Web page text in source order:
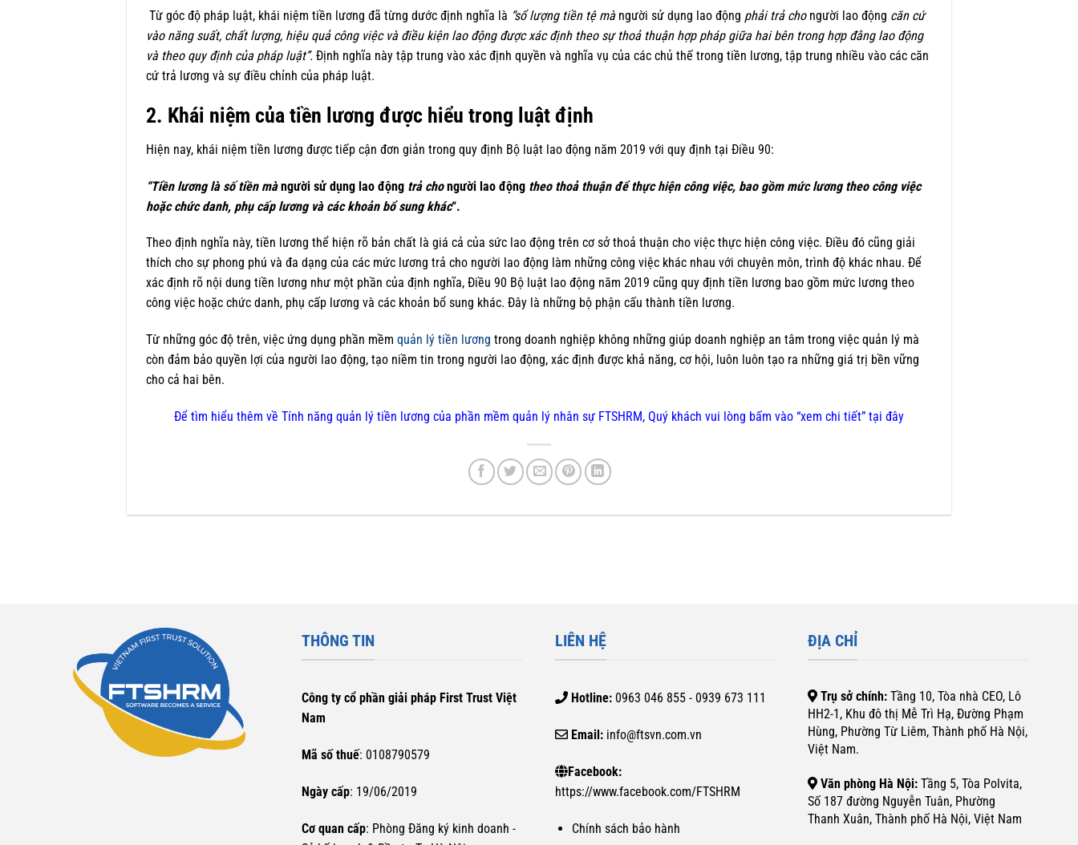
Từ góc độ pháp luật, khái niệm tiền lương đã từng dước định nghĩa là “sổ lượng tiền tệ mà người sử dụng lao động phải trả cho người lao động căn cứ
vào năng suất, chất lượng, hiệu quả công việc và điều kiện lao động được xác định theo sự thoả thuận hợp pháp giữa hai bên trong hợp đằng lao động
và theo quy định của pháp luật”. Định nghĩa này tập trung vào xác định quyền và nghĩa vụ của các chủ thế trong tiền lương, tập trung nhiều vào các căn
cứ trả lương và sự điều chỉnh của pháp luật.
2. Khái niệm của tiền lương được hiểu trong luật định
Hiện nay, khái niệm tiền lương được tiếp cận đơn giản trong quy định Bộ luật lao động năm 2019 với quy định tại Điều 90:
“Tiền lương là số tiền màngười sử dụng lao độngtrả chongười lao độngtheo thoả thuận để thực hiện công việc, bao gồm mức lương theo công việc
hoặc chức danh, phụ cấp lương và các khoản bổ sung khác“.
Theo định nghĩa này, tiền lương thể hiện rõ bản chất là giá cả của sức lao động trên cơ sở thoả thuận cho việc thực hiện công việc. Điều đó cũng giải
thích cho sự phong phú và đa dạng của các mức lương trả cho người lao động làm những công việc khác nhau với chuyên môn, trình độ khác nhau. Để
xác định rõ nội dung tiền lương như một phần của định nghĩa, Điều 90 Bộ luật lao động năm 2019 cũng quy định tiền lương bao gồm mức lương theo
công việc hoặc chức danh, phụ cấp lương và các khoản bổ sung khác. Đây là những bộ phận cấu thành tiền lương.
Từ những góc độ trên, việc ứng dụng phần mềm quản lý tiền lương trong doanh nghiệp không những giúp doanh nghiệp an tâm trong việc quản lý mà
còn đảm bảo quyền lợi của người lao động, tạo niềm tin trong người lao động, xác định được khả năng, cơ hội, luôn luôn tạo ra những giá trị bền vững
cho cả hai bên.
Để tìm hiểu thêm về Tính năng quản lý tiền lương của phần mềm quản lý nhân sự FTSHRM, Quý khách vui lòng bấm vào “xem chi tiết” tại đây
THÔNG TIN
Công ty cổ phần giải pháp First Trust Việt
Nam
Mã số thuế: 0108790579
Ngày cấp: 19/06/2019
Cơ quan cấp: Phòng Đăng ký kinh doanh -
LIÊN HỆ
Hotline:0963 046 855 - 0939 673 111
Email: info@ftsvn.com.vn
Facebook:
https://www.facebook.com/FTSHRM
Chính sách bảo hành
ĐỊA CHỈ
Trụ sở chính:Tầng 10, Tòa nhà CEO, Lô
HH2-1, Khu đô thị Mễ Trì Hạ, Đường Phạm
Hùng, Phường Từ Liêm, Thành phố Hà Nội,
Việt Nam.
Văn phòng Hà Nội:Tầng 5, Tòa Polvita,
Số 187 đường Nguyễn Tuân, Phường
Thanh Xuân, Thành phố Hà Nội, Việt Nam